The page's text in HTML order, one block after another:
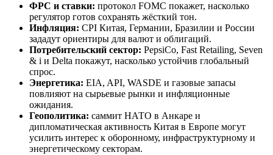
ФРС и ставки: протокол FOMC покажет, насколько
регулятор готов сохранять жёсткий тон.
Инфляция: CPI Китая, Германии, Бразилии и России
зададут ориентиры для валют и облигаций.
Потребительский сектор: PepsiCo, Fast Retailing, Seven
& i и Delta покажут, насколько устойчив глобальный
спрос.
Энергетика: EIA, API, WASDE и газовые запасы
повлияют на сырьевые рынки и инфляционные
ожидания.
Геополитика: саммит НАТО в Анкаре и
дипломатическая активность Китая в Европе могут
усилить интерес к оборонному, инфраструктурному и
энергетическому секторам.